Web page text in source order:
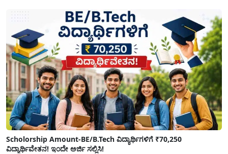
Scholorship Amount-BE/B.Tech ವಿದ್ಯಾರ್ಥಿಗಳಿಗೆ ₹70,250
ವಿದ್ಯಾರ್ಥಿವೇತನ! ಇಂದೇ ಅರ್ಜಿ ಸಲ್ಲಿಸಿ!